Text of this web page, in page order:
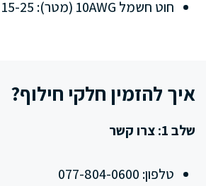
חוט חשמל 10AWG (מטר): 15-25 ש"ח
איך להזמין חלקי חילוף?
שלב 1: צרו קשר
טלפון: 077-804-0600